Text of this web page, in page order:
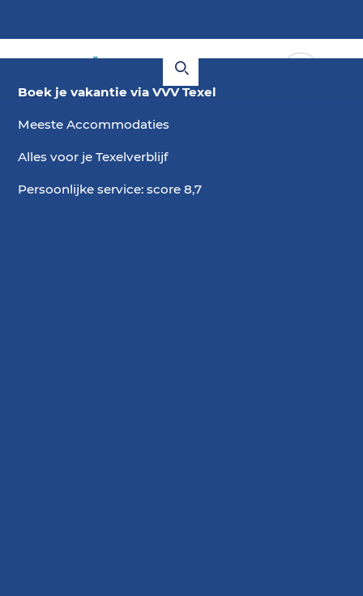
Boek je vakantie via VVV Texel
Meeste Accommodaties
Alles voor je Texelverblijf
Persoonlijke service: score 8,7